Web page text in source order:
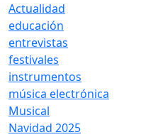
Actualidad
educación
entrevistas
festivales
instrumentos
música electrónica
Musical
Navidad 2025